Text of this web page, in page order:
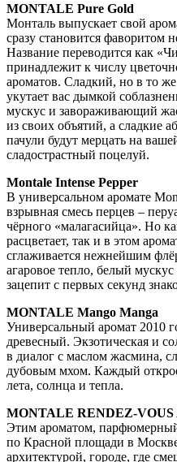
MONTALE Pure Gold
Монталь выпускает свой
сразу становится фаворитом
Название переводится как
принадлежит к числу
ароматов. Сладкий, но в то
укутает вас дымкой
мускус и завораживающий
из своих объятий, а сладкие
пачули будут мерцать на
сладострастный поцелуй.
Montale Intense Pepper
В универсальном аромате
взрывная смесь перцев –
чёрного «малагасийца». Но
расцветает, так и в этом
сглаживается нежнейшим
агаровое тепло, белый
зацепит с первых секунд
MONTALE Mango Manga
Универсальный аромат 2010
древесный. Экзотическая и
в диалог с маслом жасмина,
дубовым мхом. Каждый
лета, солнца и тепла.
MONTALE RENDEZ-VOUS
Этим ароматом,
по Красной площади в
архитектурой, городе, где